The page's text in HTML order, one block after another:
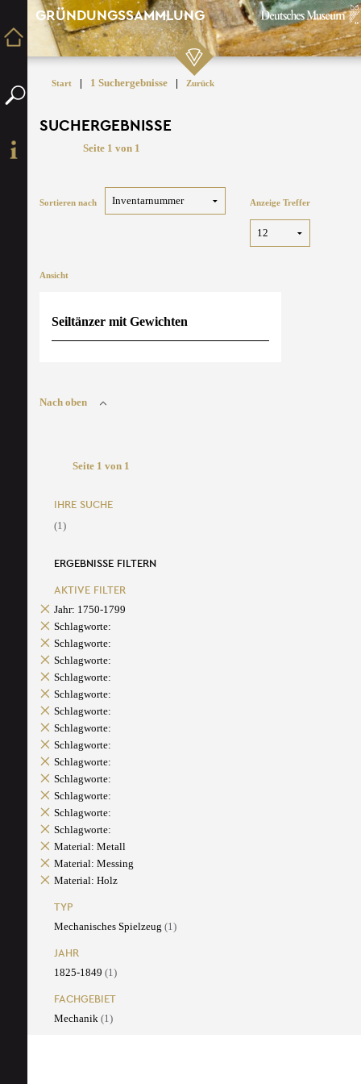
GRÜNDUNGSSAMMLUNG
Start | 1 Suchergebnisse | Zurück
SUCHERGEBNISSE
Seite 1 von 1
Sortieren nach Anzeige Treffer
Ansicht
Seiltänzer mit Gewichten
Nach oben
Seite 1 von 1
IHRE SUCHE
(1)
ERGEBNISSE FILTERN
AKTIVE FILTER
Jahr: 1750-1799
Schlagworte:
Schlagworte:
Schlagworte:
Schlagworte:
Schlagworte:
Schlagworte:
Schlagworte:
Schlagworte:
Schlagworte:
Schlagworte:
Schlagworte:
Schlagworte:
Schlagworte:
Material: Metall
Material: Messing
Material: Holz
TYP
Mechanisches Spielzeug (1)
JAHR
1825-1849 (1)
FACHGEBIET
Mechanik (1)